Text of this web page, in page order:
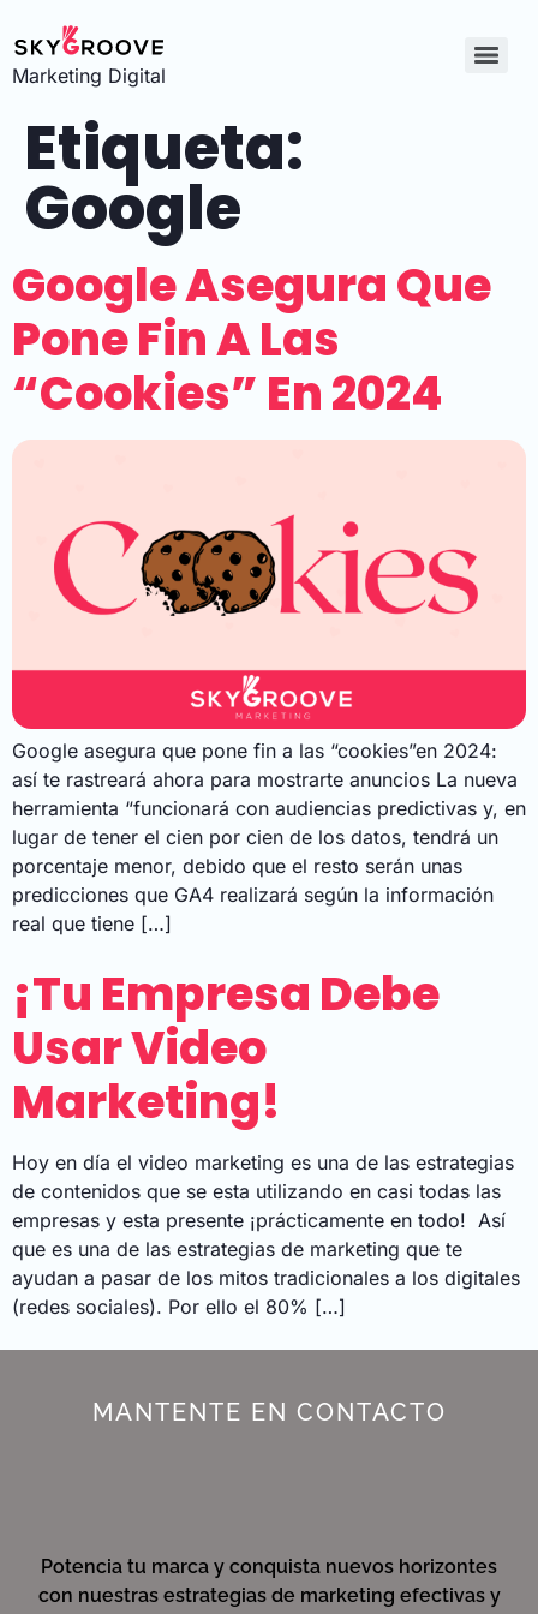
Marketing Digital
Etiqueta:
Google
Google Asegura Que
Pone Fin A Las
“cookies” En 2024
Google asegura que pone fin a las “cookies”en 2024:
así te rastreará ahora para mostrarte anuncios La nueva
herramienta “funcionará con audiencias predictivas y, en
lugar de tener el cien por cien de los datos, tendrá un
porcentaje menor, debido que el resto serán unas
predicciones que GA4 realizará según la información
real que tiene […]
¡Tu Empresa Debe
Usar Video
Marketing!
Hoy en día el video marketing es una de las estrategias
de contenidos que se esta utilizando en casi todas las
empresas y esta presente ¡prácticamente en todo! Así
que es una de las estrategias de marketing que te
ayudan a pasar de los mitos tradicionales a los digitales
(redes sociales). Por ello el 80% […]
MANTENTE EN CONTACTO
Potencia tu marca y conquista nuevos horizontes
con nuestras estrategias de marketing efectivas y